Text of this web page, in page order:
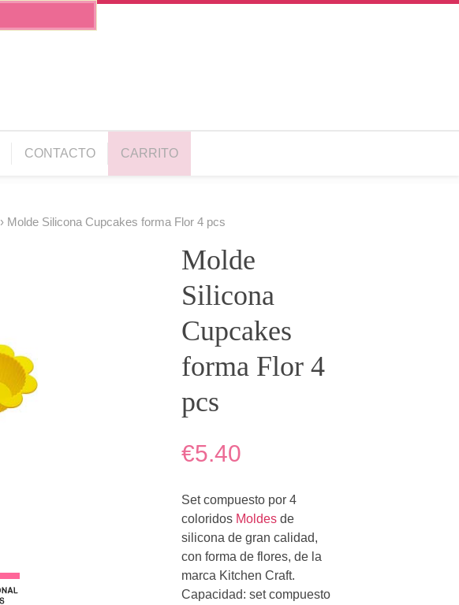
CONTACTO CARRITO
› Molde Silicona Cupcakes forma Flor 4 pcs
Molde
Silicona
Cupcakes
forma Flor 4
pcs
€5.40
Set compuesto por 4
coloridos Moldes de
silicona de gran calidad,
con forma de flores, de la
marca Kitchen Craft.
Capacidad: set compuesto